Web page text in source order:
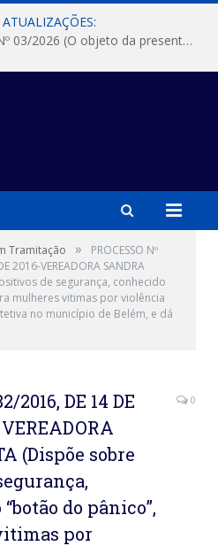
DISPENSA DE LICITAÇÃO Nº 03/2026 (O objeto da presente dispensa é a escolha da proposta mais vantajosa para a aquisição, de aparelhos de ar condicionado, tipo Split, com material de instalação e fogão industrial, conforme condições, quantidades e exigências estabelecidas no termo de referencia e neste aviso de contratação direta e seus anexos)
Tramitação »
PROCESSO Nº
2016-VEREADORA SANDRA
de segurança, conhecido
mulheres vitimas por violência
no município de Belém, e dá
2016, DE 14 DE
(Dispõe sobre
do pânico”,
por
0